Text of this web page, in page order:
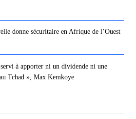
donne sécuritaire en Afrique de l’Ouest
à apporter ni un dividende ni une
Tchad », Max Kemkoye